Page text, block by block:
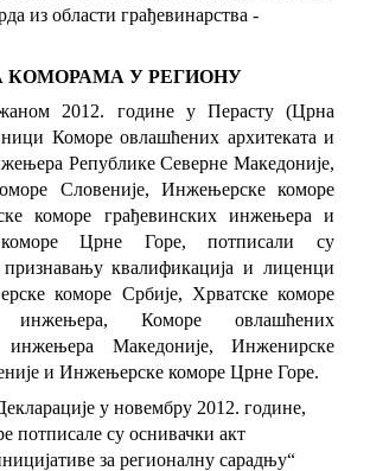
из oблaсти грaђeвинaрствa -
КОМОРАМА У РЕГИОНУ
2012. године у Перасту (Црна
Коморе овлашћених архитеката и
Републике Северне Македоније,
Словеније, Инжењерске коморе
коморе грађевинских инжењера и
Црне Горе, потписали су
признавању квалификација и лиценци
коморе Србије, Хрватске коморе
инжењера, Коморе овлашћених
инжењера Македоније, Инженирске
и Инжењерске коморе Црне Горе.
у новембру 2012. године,
потписале су оснивачки акт
за регионалну сарадњу“